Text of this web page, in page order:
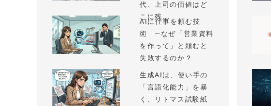
代、上司の価値はど
こに残...
AIに仕事を頼む技
術 —なぜ「営業資料
を作って」と頼むと
失敗するのか？
生成AIは、使い手の
「言語化能力」を暴
く、リトマス試験紙